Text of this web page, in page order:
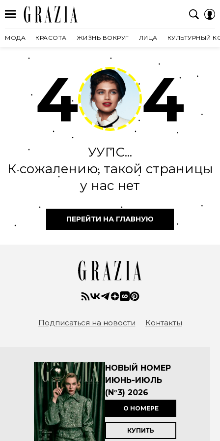
МОДА КРАСОТА ЖИЗНЬ ВОКРУГ ЛИЦА КУЛЬТУРНЫЙ
4 4
УУПС...
К сожалению, такой страницы
у нас нет
ПЕРЕЙТИ НА ГЛАВНУЮ
Подписаться на новости Контакты
НОВЫЙ НОМЕР
ИЮНЬ-ИЮЛЬ
(N°3) 2026
О НОМЕРЕ
КУПИТЬ